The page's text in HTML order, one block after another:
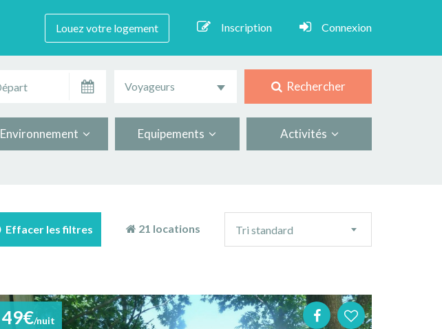
Louez votre logement Inscription Connexion
Voyageurs Rechercher
Environnement Equipements Activités
Effacer les filtres 21 locations
tri
Tri standard
49€/nuit